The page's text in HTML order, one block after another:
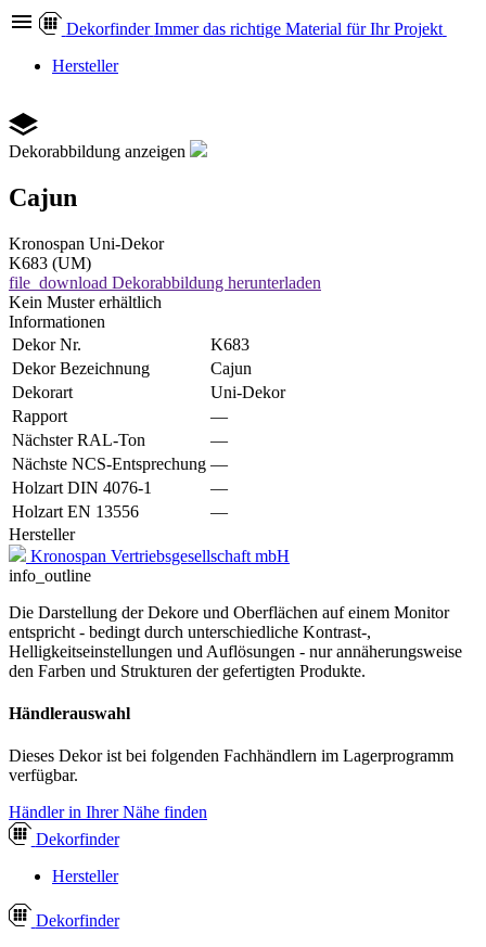
Dekorfinder Immer das richtige Material für Ihr Projekt
Hersteller
Dekorabbildung anzeigen
Cajun
Kronospan Uni-Dekor
K683 (UM)
file_download Dekorabbildung herunterladen
Kein Muster erhältlich
Informationen
Dekor Nr.
K683
Dekor Bezeichnung
Cajun
Dekorart
Uni-Dekor
Rapport
—
Nächster RAL-Ton
—
Nächste NCS-Entsprechung —
Holzart DIN 4076-1
—
Holzart EN 13556
—
Hersteller
Kronospan Vertriebsgesellschaft mbH
info_outline
Die Darstellung der Dekore und Oberflächen auf einem Monitor
entspricht - bedingt durch unterschiedliche Kontrast-,
Helligkeitseinstellungen und Auflösungen - nur annäherungsweise
den Farben und Strukturen der gefertigten Produkte.
Händlerauswahl
Dieses Dekor ist bei folgenden Fachhändlern im Lagerprogramm
verfügbar.
Händler in Ihrer Nähe finden
Dekorfinder
Hersteller
Dekorfinder